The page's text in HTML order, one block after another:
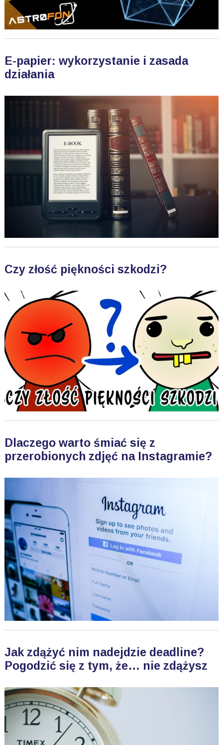
E-papier: wykorzystanie i zasada
działania
Czy złość piękności szkodzi?
Dlaczego warto śmiać się z
przerobionych zdjęć na Instagramie?
Jak zdążyć nim nadejdzie deadline?
Pogodzić się z tym, że… nie zdążysz